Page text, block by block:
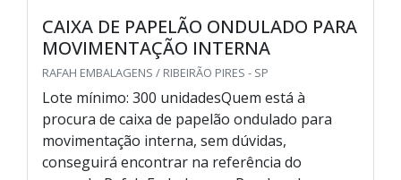
CAIXA DE PAPELÃO ONDULADO PARA
MOVIMENTAÇÃO INTERNA
RAFAH EMBALAGENS / RIBEIRÃO PIRES - SP
Lote mínimo: 300 unidadesQuem está à
procura de caixa de papelão ondulado para
movimentação interna, sem dúvidas,
conseguirá encontrar na referência do